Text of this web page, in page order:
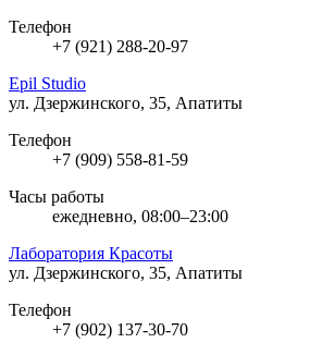
Телефон
+7 (921) 288-20-97
Epil Studio
ул. Дзержинского, 35, Апатиты
Телефон
+7 (909) 558-81-59
Часы работы
ежедневно, 08:00–23:00
Лаборатория Красоты
ул. Дзержинского, 35, Апатиты
Телефон
+7 (902) 137-30-70